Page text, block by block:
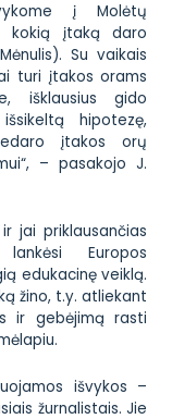
į Molėtų
kokią įtaką daro
Su vaikais
turi įtakos orams
išklausius gido
hipotezę,
įtakos orų
– pasakojo J.
jai priklausančias
Europos
edukacinę veiklą.
žino, t.y. atliekant
ir gebėjimą rasti
išvykos –
žurnalistais. Jie